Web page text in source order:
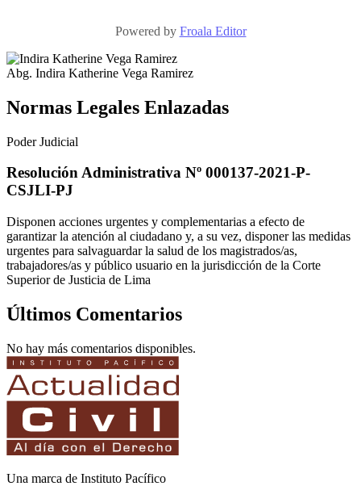
Powered by Froala Editor
Abg. Indira Katherine Vega Ramirez
Normas Legales Enlazadas
Poder Judicial
Resolución Administrativa Nº 000137-2021-P-
CSJLI-PJ
Disponen acciones urgentes y complementarias a efecto de
garantizar la atención al ciudadano y, a su vez, disponer las medidas
urgentes para salvaguardar la salud de los magistrados/as,
trabajadores/as y público usuario en la jurisdicción de la Corte
Superior de Justicia de Lima
Últimos Comentarios
No hay más comentarios disponibles.
Una marca de Instituto Pacífico